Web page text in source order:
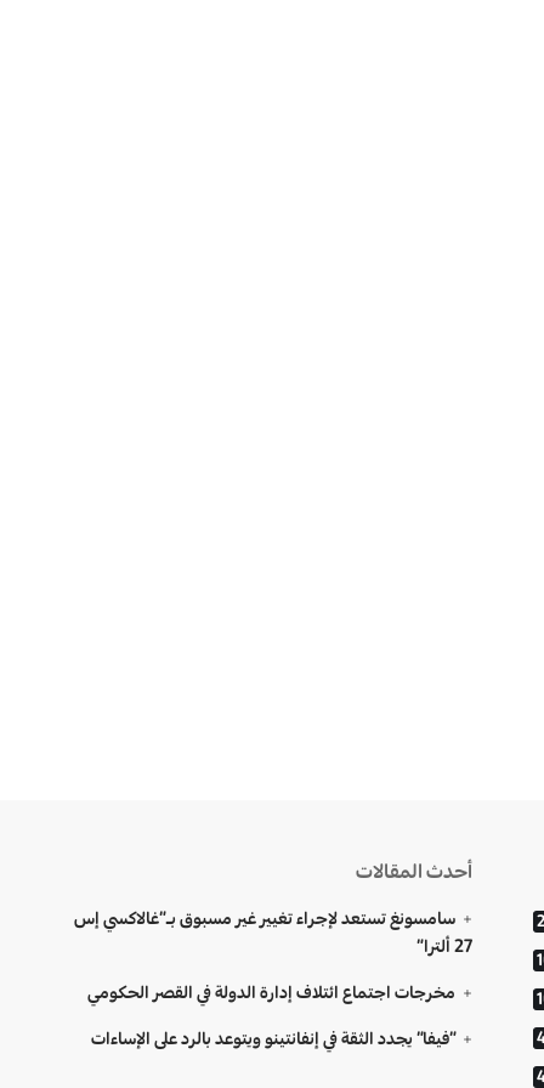
أحدث المقالات
سامسونغ تستعد لإجراء تغيير غير مسبوق بـ”غالاكسي إس
27 ألترا”
مخرجات اجتماع ائتلاف إدارة الدولة في القصر الحكومي
“فيفا” يجدد الثقة في إنفانتينو ويتوعد بالرد على الإساءات